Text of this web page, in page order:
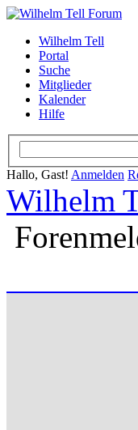
Wilhelm Tell
Portal
Suche
Mitglieder
Kalender
Hilfe
Hallo, Gast! Anmelden
Wilhelm